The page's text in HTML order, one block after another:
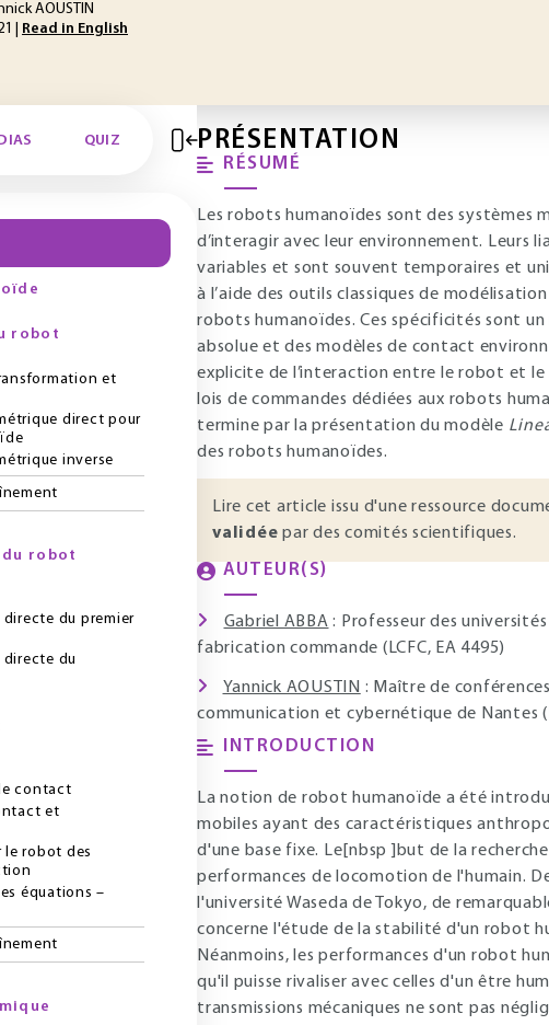
AOUSTIN
| Read in English
QUIZ
robot
et
direct pour
inverse
robot
directe du premier
directe du
contact
et
le robot des
équations –
PRÉSENTATION
RÉSUMÉ
Les robots humanoïdes sont des systèmes
d’interagir avec leur environnement. Leurs
variables et sont souvent temporaires et
à l’aide des outils classiques de
robots humanoïdes. Ces spécificités sont
absolue et des modèles de contact
explicite de l’interaction entre le robot et
lois de commandes dédiées aux robots
termine par la présentation du modèle
des robots humanoïdes.
Lire cet article issu d'une ressource
validée par des comités scientifiques.
AUTEUR(S)
Gabriel ABBA : Professeur des
fabrication commande (LCFC, EA 4495)
Yannick AOUSTIN : Maître de
communication et cybernétique de Nantes
INTRODUCTION
La notion de robot humanoïde a été
mobiles ayant des caractéristiques
d'une base fixe. Le[nbsp ]but de la
performances de locomotion de l'humain.
l'université Waseda de Tokyo, de
concerne l'étude de la stabilité d'un robot
Néanmoins, les performances d'un robot
qu'il puisse rivaliser avec celles d'un être
transmissions mécaniques ne sont pas